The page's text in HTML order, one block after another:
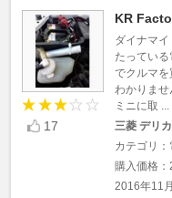
17
KR
ダイナマ
たってい
でクルマ
わかりま
ミニに取 ...
三菱 デリ
カテゴリ：
購入価格：
2016年11